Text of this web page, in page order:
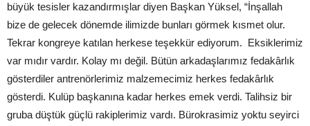
büyük tesisler kazandırmışlar diyen Başkan Yüksel, “İnşallah
bize de gelecek dönemde ilimizde bunları görmek kısmet olur.
Tekrar kongreye katılan herkese teşekkür ediyorum. Eksiklerimiz
var mıdır vardır. Kolay mı değil. Bütün arkadaşlarımız fedakârlık
gösterdiler antrenörlerimiz malzemecimiz herkes fedakârlık
gösterdi. Kulüp başkanına kadar herkes emek verdi. Talihsiz bir
gruba düştük güçlü rakiplerimiz vardı. Bürokrasimiz yoktu seyirci